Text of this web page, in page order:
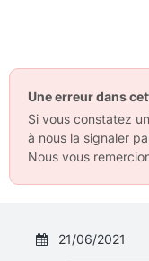
Une erreur dans
Si vous constatez
à nous la signaler
Nous vous
21/06/2021